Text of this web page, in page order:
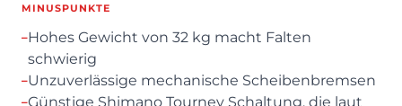
MINUSPUNKTE
–Hohes Gewicht von 32 kg macht Falten
schwierig
–Unzuverlässige mechanische Scheibenbremsen
–Günstige Shimano Tourney Schaltung, die laut